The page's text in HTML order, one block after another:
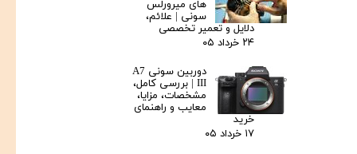
های میرورلس
سونی | علائم،
دلایل و تعمیر تخصصی
۲۴ خرداد ۰۵
دوربین سونی A7
III | بررسی کامل،
مشخصات، مزایا،
معایب و راهنمای
خرید
۱۷ خرداد ۰۵